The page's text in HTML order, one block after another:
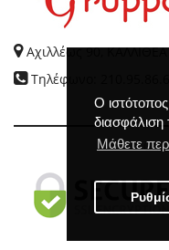
Ο
διασφάλιση
Μάθετε
Αχιλλέως 90, ΚΑΛΛΙΘΕΑ
Τηλέφωνο: